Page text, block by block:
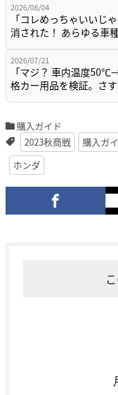
2026/08/04
「コレめっちゃいいじ
消された！ あらゆる車
2026/07/21
「マジ？ 車内温度
格カー用品を検証。さ
購入ガイド
2023秋商戦
購入ガ
ホンダ